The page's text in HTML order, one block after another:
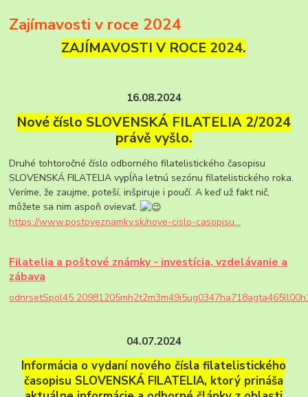
Zajímavosti v roce 2024
ZAJÍMAVOSTI V ROCE 2024.
16.08.2024
Nové číslo SLOVENSKÁ FILATELIA 2/2024
právě vyšlo.
Druhé tohtoročné číslo odborného filatelistického časopisu
SLOVENSKÁ FILATELIA vypĺňa letnú sezónu filatelistického roka.
Veríme, že zaujme, poteší, inšpiruje i poučí. A keď už fakt nič,
môžete sa nim aspoň ovievať.
https://www.postoveznamky.sk/nove-cislo-casopisu...
Filatelia a poštové známky - investícia, vzdelávanie a
zábava
odnrsetSpol45 20981205mh2t2m3m49i5ug0347ha718agta465ll00h
04.07.2024
Informácia o vydaní nového čísla filatelistického
časopisu SLOVENSKÁ FILATELIA, ktorý prináša